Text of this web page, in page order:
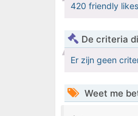
420 friendly
De criteria
Er zijn geen
Weet me